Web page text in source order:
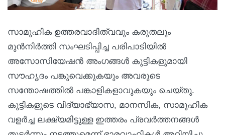
സാമൂഹിക ഉത്തരവാദിത്വവും കരുതലും
മുൻനിർത്തി സംഘടിപ്പിച്ച പരിപാടിയിൽ
അസോസിയേഷൻ അംഗങ്ങൾ കുട്ടികളുമായി
സൗഹൃദം പങ്കുവെക്കുകയും അവരുടെ
സന്തോഷത്തിൽ പങ്കാളികളാവുകയും ചെയ്തു.
കുട്ടികളുടെ വിദ്യാഭ്യാസ, മാനസിക, സാമൂഹിക
വളർച്ച ലക്ഷ്യമിട്ടുള്ള ഇത്തരം പ്രവർത്തനങ്ങൾ